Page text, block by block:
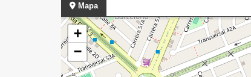
Mapa
+
−